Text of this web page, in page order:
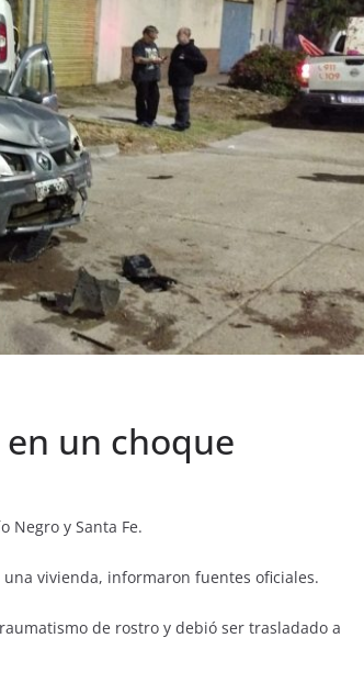
un choque
Negro y Santa Fe.
vivienda, informaron fuentes oficiales.
de rostro y debió ser trasladado a